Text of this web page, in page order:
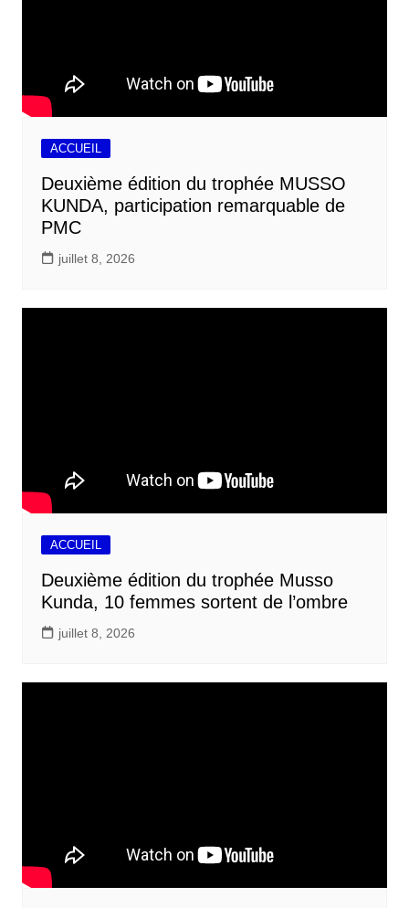
ACCUEIL
Deuxième édition du trophée MUSSO
KUNDA, participation remarquable de
PMC
juillet 8, 2026
ACCUEIL
Deuxième édition du trophée Musso
Kunda, 10 femmes sortent de l’ombre
juillet 8, 2026